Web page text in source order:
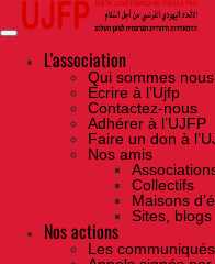
Skip
the
contentL'association
Qui sommes
Ecrire à l’Ujfp
Contactez-nous
Adhérer à l’UJFP
Faire un don à
Nos amis
Collectifs
Maisons
Sites, blogs
Nos actions
Les